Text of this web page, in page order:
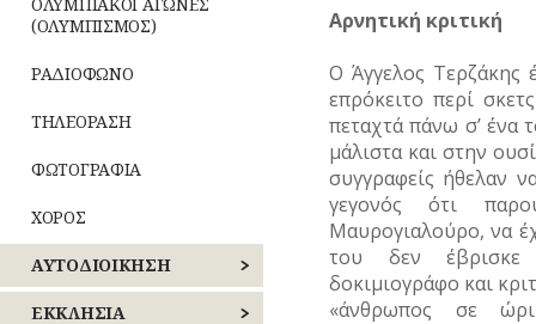
(ΟΛΥΜΠΙΣΜΟΣ)
ΡΑΔΙΟΦΩΝΟ
ΤΗΛΕΟΡΑΣΗ
ΦΩΤΟΓΡΑΦΙΑ
ΧΟΡΟΣ
ΑΥΤΟΔΙΟΙΚΗΣΗ
ΚΕΝΤΡΙΚΟΣ
ΕΚΚΛΗΣΙΑ
Αρνητική κριτική
Ο Άγγελος Τερζάκης
επρόκειτο περί
πεταχτά πάνω σ’ ένα
μάλιστα και στην
συγγραφείς ήθελαν
γεγονός ότι
Μαυρογιαλούρο, να
του δεν έβρισκε
δοκιμιογράφο και
«άνθρωπος σε